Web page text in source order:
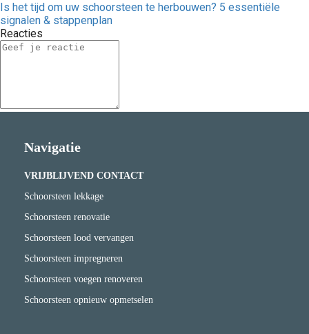
Is het tijd om uw schoorsteen te herbouwen? 5 essentiële
signalen & stappenplan
Reacties
Navigatie
VRIJBLIJVEND CONTACT
Schoorsteen lekkage
Schoorsteen renovatie
Schoorsteen lood vervangen
Schoorsteen impregneren
Schoorsteen voegen renoveren
Schoorsteen opnieuw opmetselen